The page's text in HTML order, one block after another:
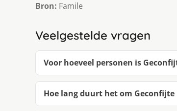
Bron: Famile
Veelgestelde vragen
Voor hoeveel personen is
Hoe lang duurt het om